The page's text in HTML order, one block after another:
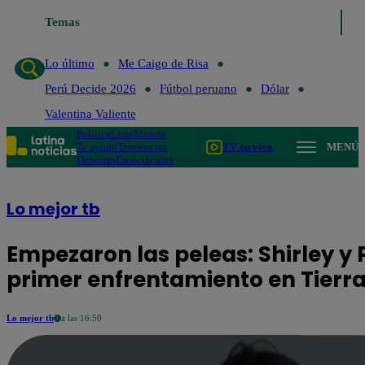
Temas
de Risa Perú Decide 2026
Lo último
Me Caigo de Risa
Perú Decide 2026
Fútbol peruano
Dólar
Valentina Valiente
PolíticaLimaMundo
Te ayudoTendencias
DeportesEspectáculos
TV en vivo MENÚ
Lo mejor tb
Empezaron las peleas: Shirley
primer enfrentamiento en
Lo mejor tb a las 16:50